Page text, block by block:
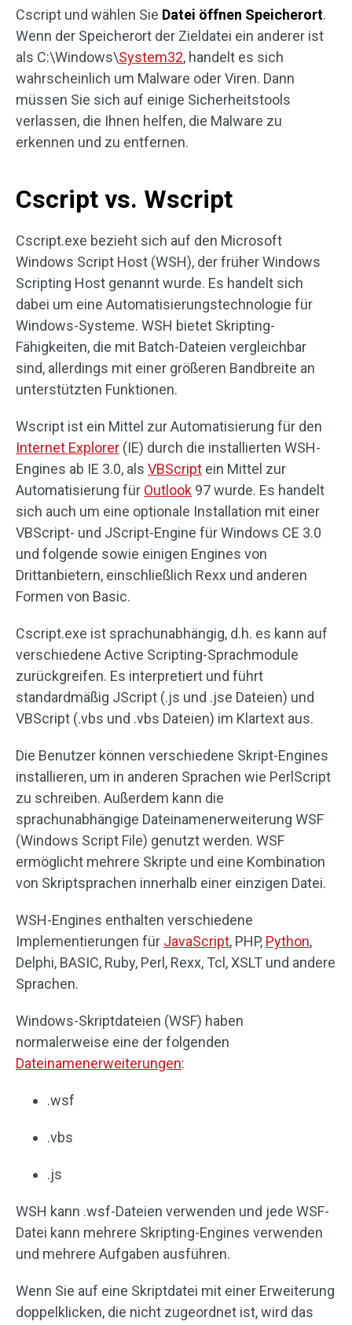
Cscript und wählen Sie Datei öffnen Speicherort.
Wenn der Speicherort der Zieldatei ein anderer ist
als C:\Windows\System32, handelt es sich
wahrscheinlich um Malware oder Viren. Dann
müssen Sie sich auf einige Sicherheitstools
verlassen, die Ihnen helfen, die Malware zu
erkennen und zu entfernen.
Cscript vs. Wscript
Cscript.exe bezieht sich auf den Microsoft
Windows Script Host (WSH), der früher Windows
Scripting Host genannt wurde. Es handelt sich
dabei um eine Automatisierungstechnologie für
Windows-Systeme. WSH bietet Skripting-
Fähigkeiten, die mit Batch-Dateien vergleichbar
sind, allerdings mit einer größeren Bandbreite an
unterstützten Funktionen.
Wscript ist ein Mittel zur Automatisierung für den
Internet Explorer (IE) durch die installierten WSH-
Engines ab IE 3.0, als VBScript ein Mittel zur
Automatisierung für Outlook 97 wurde. Es handelt
sich auch um eine optionale Installation mit einer
VBScript- und JScript-Engine für Windows CE 3.0
und folgende sowie einigen Engines von
Drittanbietern, einschließlich Rexx und anderen
Formen von Basic.
Cscript.exe ist sprachunabhängig, d.h. es kann auf
verschiedene Active Scripting-Sprachmodule
zurückgreifen. Es interpretiert und führt
standardmäßig JScript (.js und .jse Dateien) und
VBScript (.vbs und .vbs Dateien) im Klartext aus.
Die Benutzer können verschiedene Skript-Engines
installieren, um in anderen Sprachen wie PerlScript
zu schreiben. Außerdem kann die
sprachunabhängige Dateinamenerweiterung WSF
(Windows Script File) genutzt werden. WSF
ermöglicht mehrere Skripte und eine Kombination
von Skriptsprachen innerhalb einer einzigen Datei.
WSH-Engines enthalten verschiedene
Implementierungen für JavaScript, PHP, Python,
Delphi, BASIC, Ruby, Perl, Rexx, Tcl, XSLT und andere
Sprachen.
Windows-Skriptdateien (WSF) haben
normalerweise eine der folgenden
Dateinamenerweiterungen:
.wsf
.vbs
.js
WSH kann .wsf-Dateien verwenden und jede WSF-
Datei kann mehrere Skripting-Engines verwenden
und mehrere Aufgaben ausführen.
Wenn Sie auf eine Skriptdatei mit einer Erweiterung
doppelklicken, die nicht zugeordnet ist, wird das